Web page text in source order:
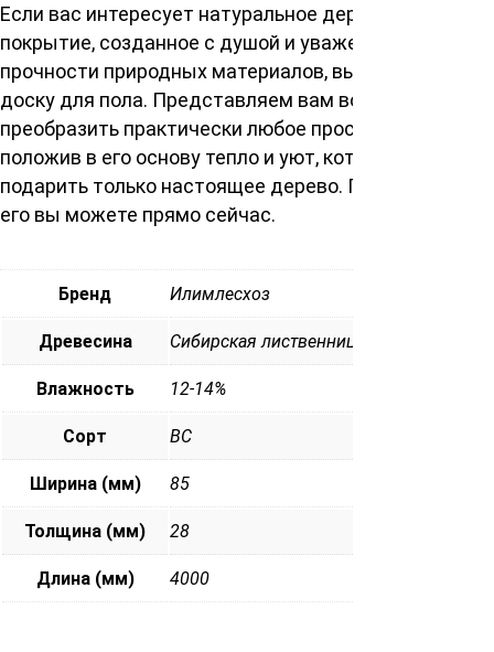
Если вас интересует натуральное деревянное
покрытие, созданное с душой и уважением к
прочности природных материалов, выбирайте нашу
доску для пола. Представляем вам возможность
преобразить практически любое пространство,
положив в его основу тепло и уют, которые может
подарить только настоящее дерево. Приобрести
его вы можете прямо сейчас.
Бренд Илимлесхоз
Древесина Сибирская лиственница
Влажность 12-14%
Сорт ВС
Ширина (мм) 85
Толщина (мм) 28
Длина (мм) 4000